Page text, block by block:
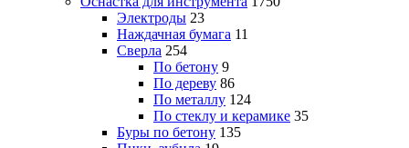
Электроды 23
Наждачная бумага 11
Сверла 254
По бетону 9
По дереву 86
По металлу 124
По стеклу и керамике 35
Буры по бетону 135